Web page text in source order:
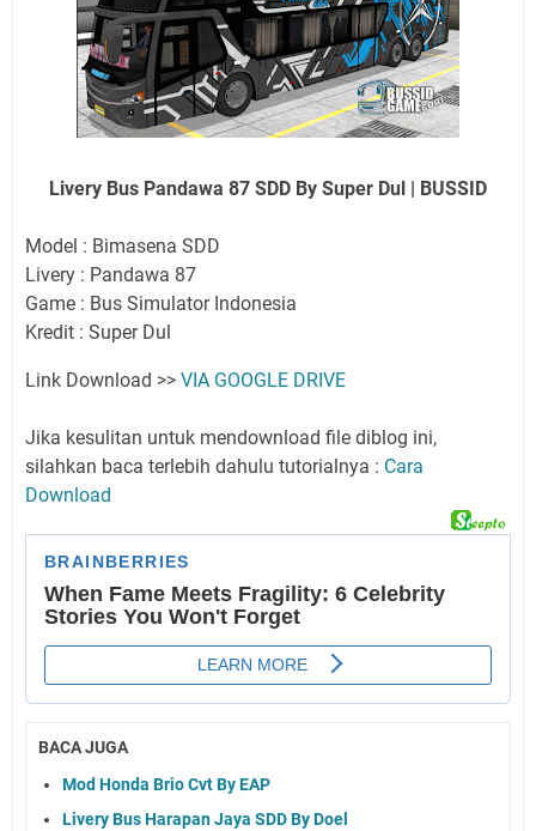
Livery Bus Pandawa 87 SDD By Super Dul | BUSSID
Model : Bimasena SDD
Livery : Pandawa 87
Game : Bus Simulator Indonesia
Kredit : Super Dul
Link Download >> VIA GOOGLE DRIVE
Jika kesulitan untuk mendownload file diblog ini,
silahkan baca terlebih dahulu tutorialnya : Cara
Download
BACA JUGA
Mod Honda Brio Cvt By EAP
Livery Bus Harapan Jaya SDD By Doel